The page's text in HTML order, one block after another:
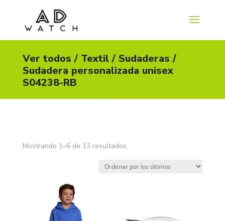
Ver todos / Textil/ Sudaderas /
Sudadera personalizada unisex
S04238-RB
Mostrando 1–6 de 13 resultadosOrdenado
los